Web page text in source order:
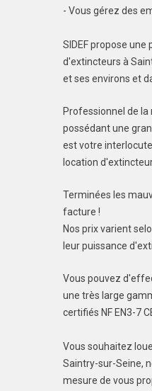
- Vous gérez des
SIDEF propose
d'extincteurs à
et ses environs et
Professionnel de
possédant une
est votre
location
Terminées les
facture !
Nos prix varient
leur puissance
Vous pouvez
une très large
certifiés NF EN3-7
Vous souhaitez
Saintry-sur-Seine,
mesure de vous